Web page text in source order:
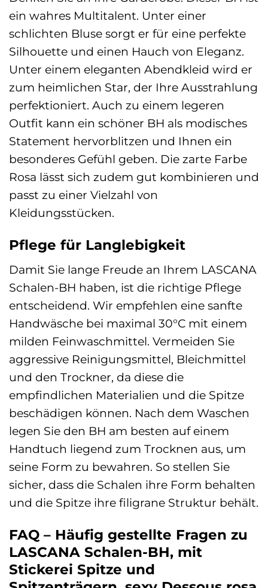
ein wahres Multitalent. Unter einer
schlichten Bluse sorgt er für eine perfekte
Silhouette und einen Hauch von Eleganz.
Unter einem eleganten Abendkleid wird er
zum heimlichen Star, der Ihre Ausstrahlung
perfektioniert. Auch zu einem legeren
Outfit kann ein schöner BH als modisches
Statement hervorblitzen und Ihnen ein
besonderes Gefühl geben. Die zarte Farbe
Rosa lässt sich zudem gut kombinieren und
passt zu einer Vielzahl von
Kleidungsstücken.
Pflege für Langlebigkeit
Damit Sie lange Freude an Ihrem LASCANA
Schalen-BH haben, ist die richtige Pflege
entscheidend. Wir empfehlen eine sanfte
Handwäsche bei maximal 30°C mit einem
milden Feinwaschmittel. Vermeiden Sie
aggressive Reinigungsmittel, Bleichmittel
und den Trockner, da diese die
empfindlichen Materialien und die Spitze
beschädigen können. Nach dem Waschen
legen Sie den BH am besten auf einem
Handtuch liegend zum Trocknen aus, um
seine Form zu bewahren. So stellen Sie
sicher, dass die Schalen ihre Form behalten
und die Spitze ihre filigrane Struktur behält.
FAQ – Häufig gestellte Fragen zu
LASCANA Schalen-BH, mit
Stickerei Spitze und